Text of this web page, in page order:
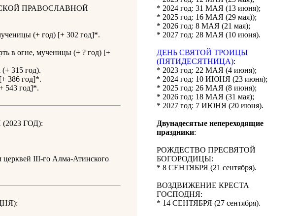
ПРАВОСЛАВНОЙ
(+ год) [+ 302 год]*.
в огне, мученицы (+ ? год) [+
315 год).
386 год]*.
543 год]*.
ГОД):
церквей III-го Алма-Атинского
* 2024 год: 31 МАЯ (13 июня);
* 2025 год: 16 МАЯ (29 мая));
* 2026 год: 8 МАЯ (21 мая);
* 2027 год: 28 МАЯ (10 июня).
ДЕНЬ СВЯТОЙ ТРОИЦЫ
(ПЯТИДЕСЯТНИЦА):
* 2023 год: 22 МАЯ (4 июня);
* 2024 год: 10 ИЮНЯ (23 июня);
* 2025 год: 26 МАЯ (8 июня);
* 2026 год: 18 МАЯ (31 мая);
* 2027 год: 7 ИЮНЯ (20 июня).
Двунадесятые непереходящие
праздники:
РОЖДЕСТВО ПРЕСВЯТОЙ
БОГОРОДИЦЫ:
* 8 СЕНТЯБРЯ (21 сентября).
ВОЗДВИЖЕНИЕ КРЕСТА
ГОСПОДНЯ:
* 14 СЕНТЯБРЯ (27 сентября).